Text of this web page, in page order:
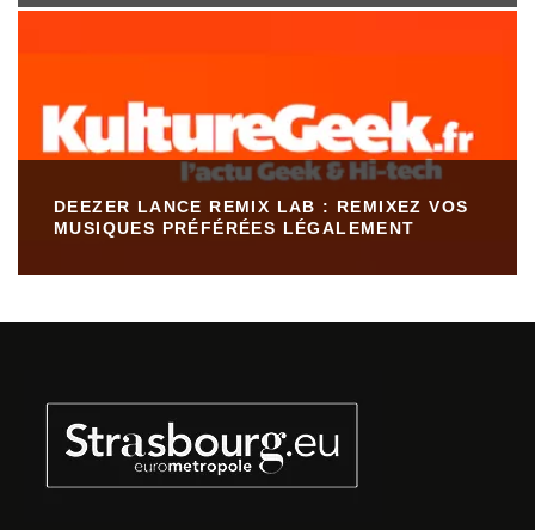
DEEZER LANCE REMIX LAB : REMIXEZ VOS
MUSIQUES PRÉFÉRÉES LÉGALEMENT